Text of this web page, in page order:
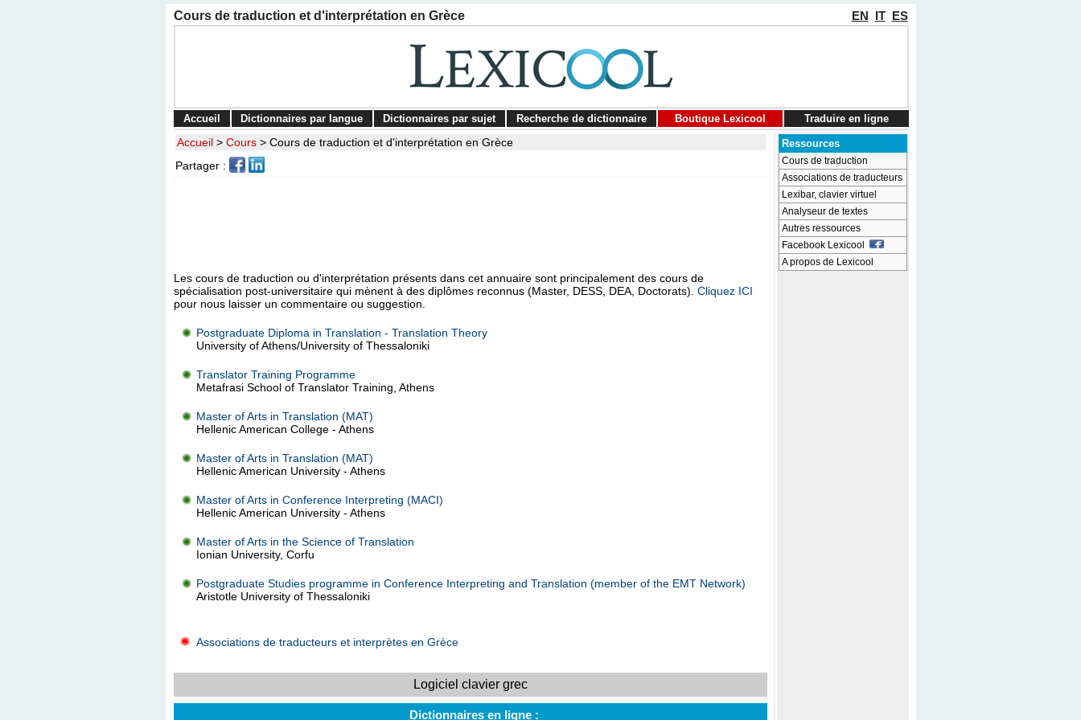
Cours de traduction et d'interprétation en Grèce EN IT ES
Accueil Dictionnaires par langue Dictionnaires par sujet Recherche de dictionnaire Boutique Lexicool Traduire en ligne
Accueil> Cours> Cours de traduction et d'interprétation en Grèce
Partager :
Les cours de traduction ou d'interprétation présents dans cet annuaire sont principalement des cours de
spécialisation post-universitaire qui mènent à des diplômes reconnus (Master, DESS, DEA, Doctorats). Cliquez ICI
pour nous laisser un commentaire ou suggestion.
Postgraduate Diploma in Translation - Translation Theory
University of Athens/University of Thessaloniki
Translator Training Programme
Metafrasi School of Translator Training, Athens
Master of Arts in Translation (MAT)
Hellenic American College - Athens
Master of Arts in Translation (MAT)
Hellenic American University - Athens
Master of Arts in Conference Interpreting (MACI)
Hellenic American University - Athens
Master of Arts in the Science of Translation
Ionian University, Corfu
Postgraduate Studies programme in Conference Interpreting and Translation (member of the EMT Network)
Aristotle University of Thessaloniki
Associations de traducteurs et interprètes en Grèce
Logiciel clavier grec
Dictionnaires en ligne :
Ressources
Cours de traduction
Associations de traducteurs
Lexibar, clavier virtuel
Analyseur de textes
Autres ressources
Facebook Lexicool
A propos de Lexicool